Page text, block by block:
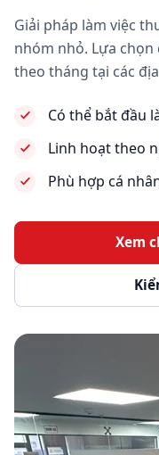
Giải pháp làm việc
nhóm nhỏ. Lựa
theo tháng tại các
Có thể bắt đầu
Linh hoạt theo
Phù hợp cá
Xem